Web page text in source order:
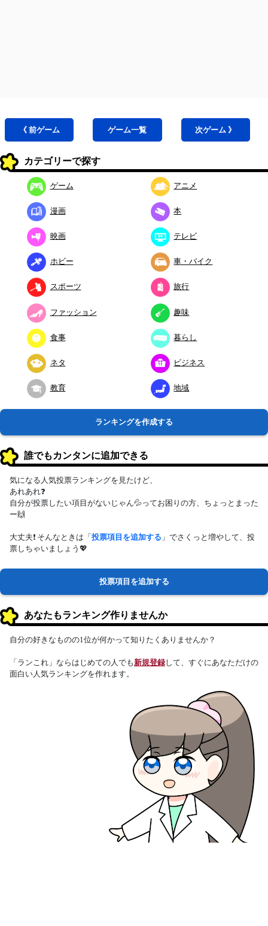
《 前ゲーム ゲーム一覧 次ゲーム 》
カテゴリーで探す
ゲーム アニメ
漫画 本
映画 テレビ
ホビー 車・バイク
スポーツ 旅行
ファッション 趣味
食事 暮らし
ネタ ビジネス
教育 地域
ランキングを作成する
誰でもカンタンに追加できる
気になる人気投票ランキングを見たけど、
あれあれ❓
自分が投票したい項目がないじゃん💦ってお困りの方、ちょっとまった
ー🙌
大丈夫❗ そんなときは「投票項目を追加する 」でさくっと増やして、投
票しちゃいましょう💖
投票項目を追加する
あなたもランキング作りませんか
自分の好きなものの1位が何かって知りたくありませんか？
「ランこれ」ならはじめての人でも新規登録して、すぐにあなただけの
面白い人気ランキングを作れます。